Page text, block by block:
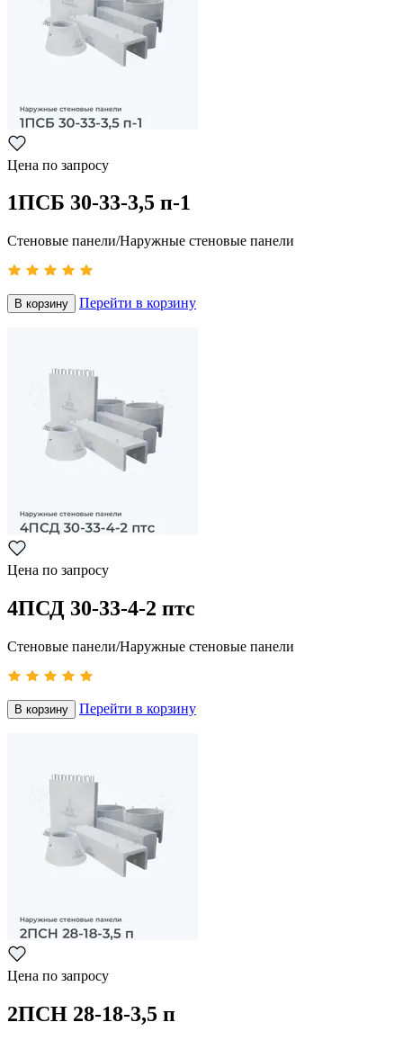
Цена по запросу
1ПСБ 30-33-3,5 п-1
Стеновые панели/Наружные стеновые панели
В корзину Перейти в корзину
Цена по запросу
4ПСД 30-33-4-2 птс
Стеновые панели/Наружные стеновые панели
В корзину Перейти в корзину
Цена по запросу
2ПСН 28-18-3,5 п